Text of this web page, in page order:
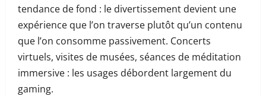
tendance de fond : le divertissement devient une
expérience que l’on traverse plutôt qu’un contenu
que l’on consomme passivement. Concerts
virtuels, visites de musées, séances de méditation
immersive : les usages débordent largement du
gaming.